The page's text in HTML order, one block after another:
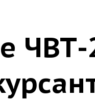
ЧВТ-